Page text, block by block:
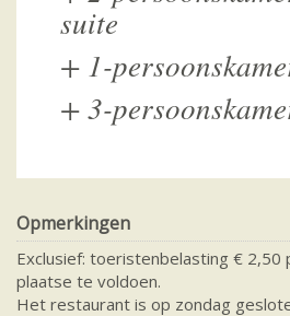
suite
+ 1-
+3-
Opmerkingen
Exclusief: toeristenbelasting € 2,50
plaatse te voldoen.
Het restaurant is op zondag